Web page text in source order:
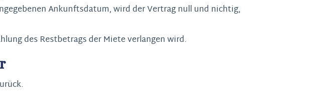
Ankunftsdatum, wird der Vertrag null und nichtig,
des Restbetrags der Miete verlangen wird.